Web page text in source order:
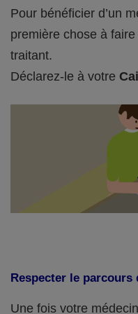
Pour bénéficier d’un
première chose à
traitant.
Déclarez-le à votre
Respecter le parcours
Une fois votre